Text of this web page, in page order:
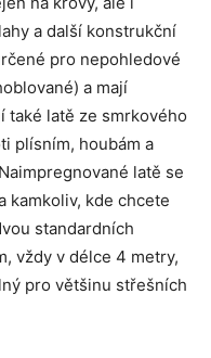
a další konstrukční
pro nepohledové
a mají
také latě ze smrkového
plísním, houbám a
latě se
kamkoliv, kde chcete
standardních
vždy v délce 4 metry,
pro většinu střešních